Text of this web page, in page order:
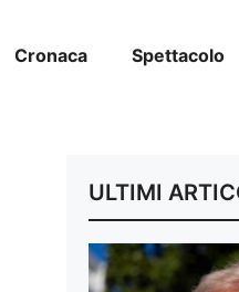
Cronaca Spettacolo
ULTIMI